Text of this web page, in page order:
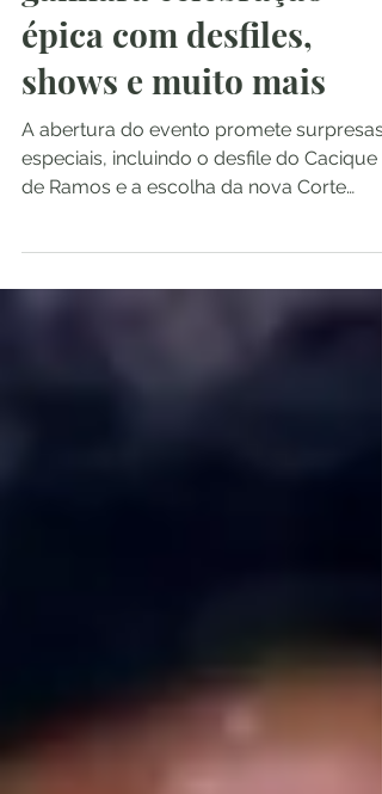
ganhará celebração
épica com desfiles,
shows e muito mais
A abertura do evento promete surpresas
especiais, incluindo o desfile do Cacique
LGBTQIAPN+ do...